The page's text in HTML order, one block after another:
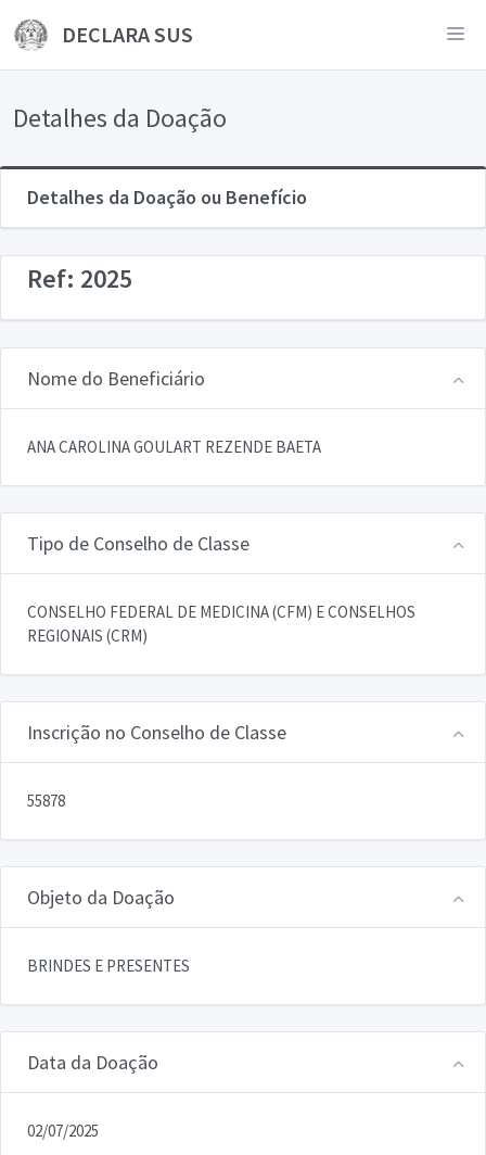
DECLARA SUS
Detalhes da Doação
Detalhes da Doação ou Benefício
Ref: 2025
Nome do Beneficiário
ANA CAROLINA GOULART REZENDE BAETA
Tipo de Conselho de Classe
CONSELHO FEDERAL DE MEDICINA (CFM) E CONSELHOS
REGIONAIS (CRM)
Inscrição no Conselho de Classe
55878
Objeto da Doação
BRINDES E PRESENTES
Data da Doação
02/07/2025